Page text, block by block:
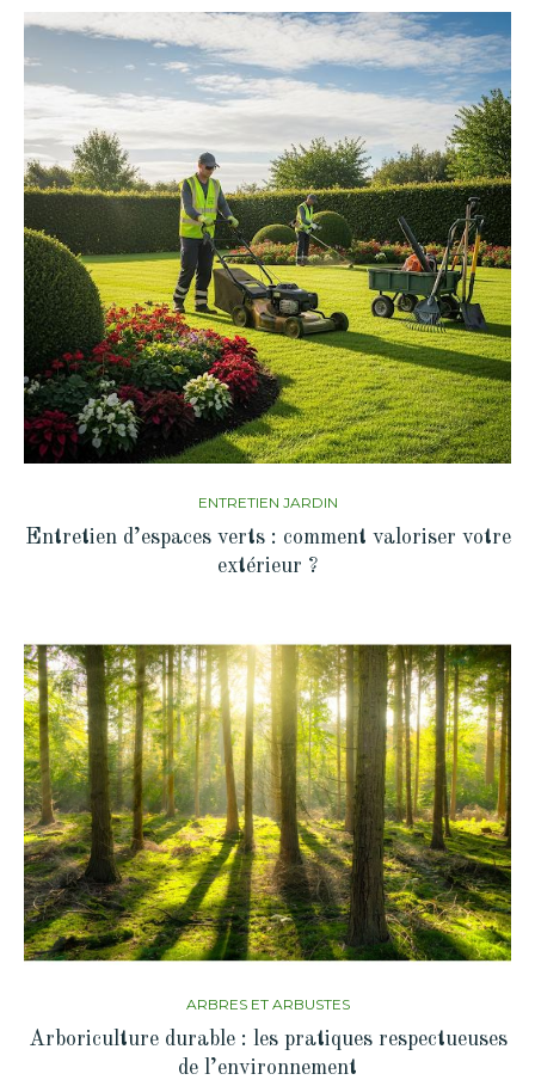
ENTRETIEN JARDIN
Entretien d’espaces verts : comment valoriser votre
extérieur ?
ARBRES ET ARBUSTES
Arboriculture durable : les pratiques respectueuses
de l’environnement